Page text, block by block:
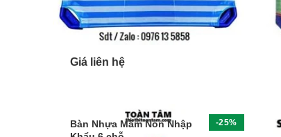
Giá liên hệ
-25%
Bàn Nhựa Mầm Non Nhập